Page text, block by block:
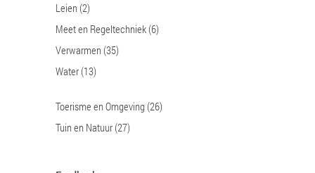
Leien (2)
Meet en Regeltechniek (6)
Verwarmen (35)
Water (13)
Toerisme en Omgeving (26)
Tuin en Natuur (27)